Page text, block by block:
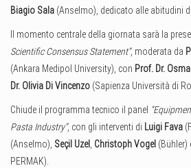
Biagio Sala (Anselmo), dedicato alle abitudini
Il momento centrale della giornata sarà la
Scientific Consensus Statement”, moderata da
(Ankara Medipol University), con Prof. Dr.
Dr. Olivia Di Vincenzo (Sapienza Università di
Chiude il programma tecnico il panel
Pasta Industry”, con gli interventi di Luigi Fava
(Anselmo), Seçil Uzel Christoph Vogel (Bühler)
PERMAK).